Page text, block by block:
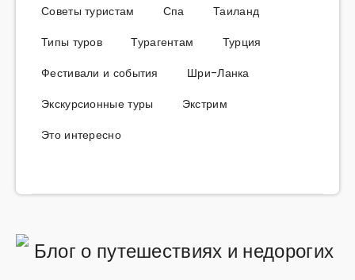
Советы туристам
Спа
Таиланд
Типы туров
Турагентам
Турция
Фестивали и события
Шри-Ланка
Экскурсионные туры
Экстрим
Это интересно